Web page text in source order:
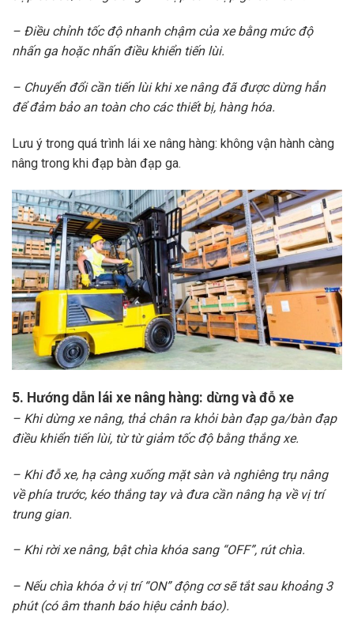
– Điều chỉnh tốc độ nhanh chậm của xe bằng mức độ
nhấn ga hoặc nhấn điều khiển tiến lùi.
– Chuyển đổi cần tiến lùi khi xe nâng đã được dừng hẳn
để đảm bảo an toàn cho các thiết bị, hàng hóa.
Lưu ý trong quá trình lái xe nâng hàng: không vận hành càng
nâng trong khi đạp bàn đạp ga.
5. Hướng dẫn lái xe nâng hàng: dừng và đỗ xe
– Khi dừng xe nâng, thả chân ra khỏi bàn đạp ga/bàn đạp
điều khiển tiến lùi, từ từ giảm tốc độ bằng thắng xe.
– Khi đỗ xe, hạ càng xuống mặt sàn và nghiêng trụ nâng
về phía trước, kéo thắng tay và đưa cần nâng hạ về vị trí
trung gian.
– Khi rời xe nâng, bật chìa khóa sang “OFF”, rút chìa.
– Nếu chìa khóa ở vị trí “ON” động cơ sẽ tắt sau khoảng 3
phút (có âm thanh báo hiệu cảnh báo).